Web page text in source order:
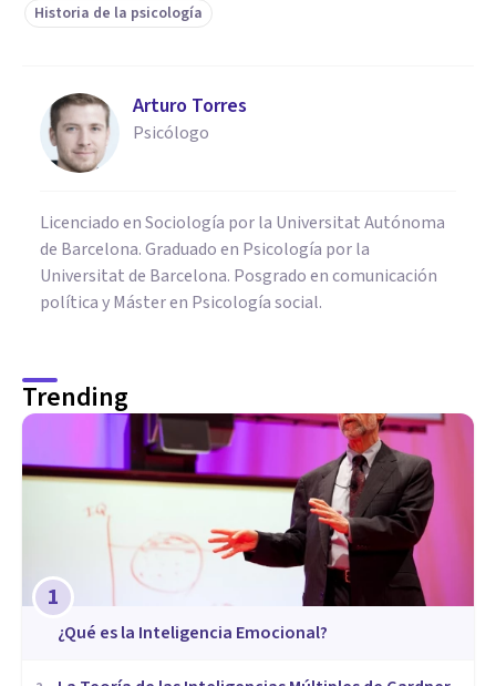
Historia de la psicología
Arturo Torres
Psicólogo
Licenciado en Sociología por la Universitat Autónoma
de Barcelona. Graduado en Psicología por la
Universitat de Barcelona. Posgrado en comunicación
política y Máster en Psicología social.
Trending
1
¿Qué es la Inteligencia Emocional?